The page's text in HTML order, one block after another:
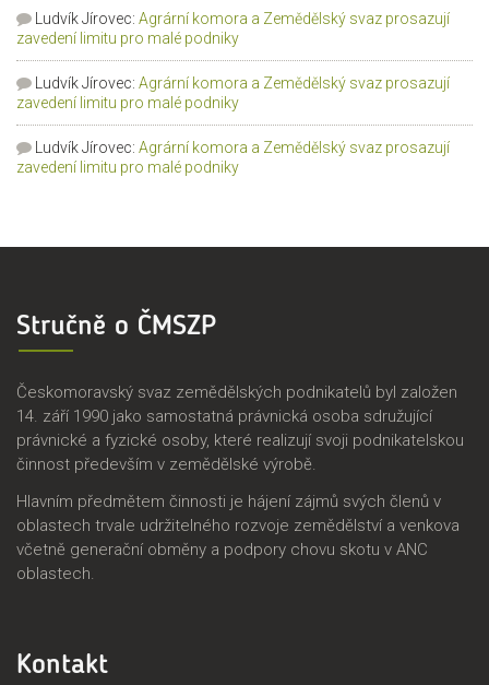
Ludvík Jírovec: Agrární komora a Zemědělský svaz prosazují
zavedení limitu pro malé podniky
Ludvík Jírovec: Agrární komora a Zemědělský svaz prosazují
zavedení limitu pro malé podniky
Ludvík Jírovec: Agrární komora a Zemědělský svaz prosazují
zavedení limitu pro malé podniky
Stručně o ČMSZP
Českomoravský svaz zemědělských podnikatelů byl založen
14. září 1990 jako samostatná právnická osoba sdružující
právnické a fyzické osoby, které realizují svoji podnikatelskou
činnost především v zemědělské výrobě.
Hlavním předmětem činnosti je hájení zájmů svých členů v
oblastech trvale udržitelného rozvoje zemědělství a venkova
včetně generační obměny a podpory chovu skotu v ANC
oblastech.
Kontakt